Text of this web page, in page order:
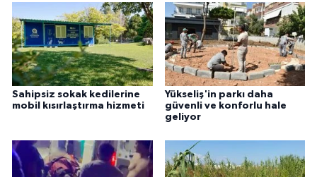
Sahipsiz sokak kedilerine
mobil kısırlaştırma hizmeti
Yükseliş'in parkı daha
güvenli ve konforlu hale
geliyor